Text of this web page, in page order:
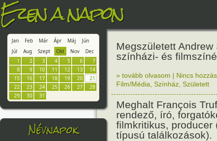
Ezen a napon
Jan Feb Már Ápr Máj
Jún
Júl
Aug Szept Okt Nov
Dec
1
2 3 4 5 6
7
8
9 10 11 12 13
14
15
16 17 18 19 20
21
22
23 24 25 26 27
28
29
30 31
Névnapok
Megszületett Andrew
színházi- és
» tovább olvasom | Nincs
Film/Média Színház Született
Meghalt François
rendező, író,
filmkritikus, producer
típusú találkozások).